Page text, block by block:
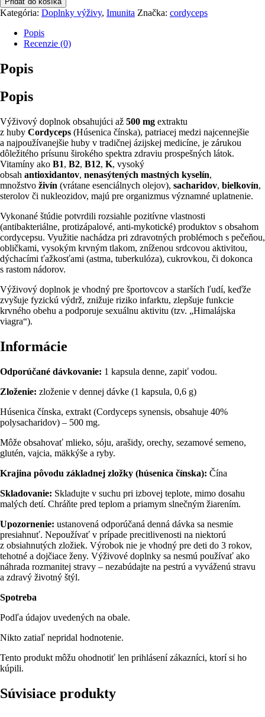
–
výživový
doplnok
60tbl
Kategória: Doplnky výživy, Imunita Značka: cordyceps
Popis
Recenzie (0)
Popis
Popis
Výživový doplnok obsahujúci až 500 mg extraktu
z huby Cordyceps (Húsenica čínska), patriacej medzi najcennejšie
a najpoužívanejšie huby v tradičnej ázijskej medicíne, je zárukou
dôležitého prísunu širokého spektra zdraviu prospešných látok.
Vitamíny ako B1, B2, B12, K, vysoký
obsah antioxidantov, nenasýtených mastných kyselín,
množstvo živín (vrátane esenciálnych olejov), sacharidov, bielkovín,
sterolov či nukleozidov, majú pre organizmus významné uplatnenie.
Vykonané štúdie potvrdili rozsiahle pozitívne vlastnosti
(antibakteriálne, protizápalové, anti-mykotické) produktov s obsahom
cordycepsu. Využitie nachádza pri zdravotných problémoch s pečeňou,
obličkami, vysokým krvným tlakom, zníženou srdcovou aktivitou,
dýchacími ťažkosťami (astma, tuberkulóza), cukrovkou, či dokonca
s rastom nádorov.
Výživový doplnok je vhodný pre športovcov a starších ľudí, keďže
zvyšuje fyzickú výdrž, znižuje riziko infarktu, zlepšuje funkcie
krvného obehu a podporuje sexuálnu aktivitu (tzv. „Himalájska
viagra“).
Informácie
Odporúčané dávkovanie: 1 kapsula denne, zapiť vodou.
Zloženie: zloženie v dennej dávke (1 kapsula, 0,6 g)
Húsenica čínska, extrakt (Cordyceps synensis, obsahuje 40%
polysacharidov) – 500 mg.
Môže obsahovať mlieko, sóju, arašidy, orechy, sezamové semeno,
glutén, vajcia, mäkkýše a ryby.
Krajina pôvodu základnej zložky (húsenica čínska): Čína
Skladovanie: Skladujte v suchu pri izbovej teplote, mimo dosahu
malých detí. Chráňte pred teplom a priamym slnečným žiarením.
Upozornenie: ustanovená odporúčaná denná dávka sa nesmie
presiahnuť. Nepoužívať v prípade precitlivenosti na niektorú
z obsiahnutých zložiek. Výrobok nie je vhodný pre deti do 3 rokov,
tehotné a dojčiace ženy. Výživové doplnky sa nesmú používať ako
náhrada rozmanitej stravy – nezabúdajte na pestrú a vyváženú stravu
a zdravý životný štýl.
Spotreba
Podľa údajov uvedených na obale.
Nikto zatiaľ nepridal hodnotenie.
Tento produkt môžu ohodnotiť len prihlásení zákazníci, ktorí si ho
kúpili.
Súvisiace produkty